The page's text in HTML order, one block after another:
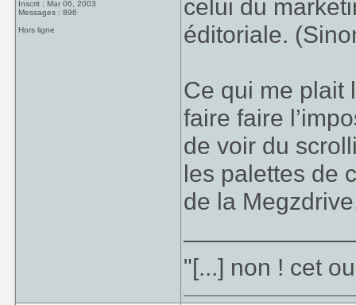
Inscrit : Mar 06, 2003
Messages : 896
Hors ligne
celui du
éditoriale.
Ce qui me plait
faire faire
de voir du
les palettes de
de la
"[...] non ! cet